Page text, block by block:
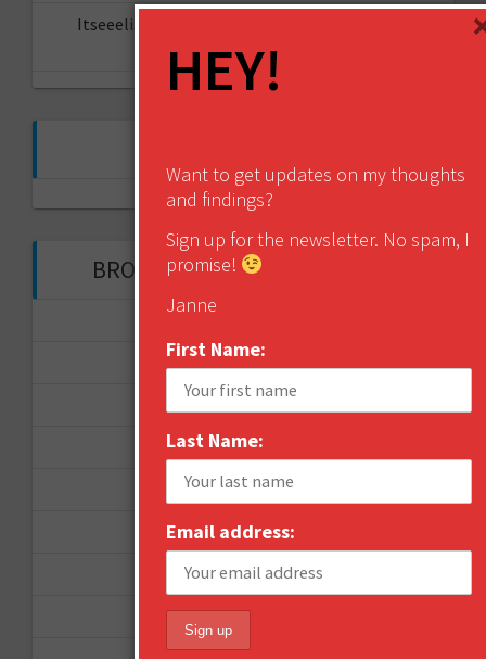
Itseeelis gT
kanava?
My Tweets
BROWSE THROUGH THE HISTORY
September 2017
February 2017
December 2016
November 2016
October 2016
August 2016
HEY!
Want to get updates on my thoughts
and findings?
Sign up for the newsletter. No spam, I
promise!
Janne
First Name:
Last Name:
Email address: